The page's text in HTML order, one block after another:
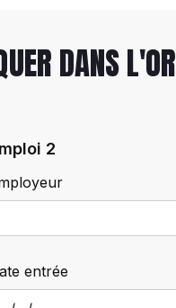
DANS
2
entrée